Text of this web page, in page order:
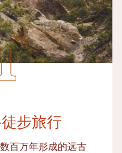
步旅行
百万年形成的远古